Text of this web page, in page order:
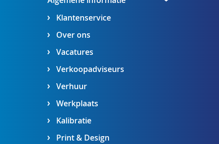
Klantenservice
Over ons
Vacatures
Verkoopadviseurs
Verhuur
Werkplaats
Kalibratie
Print & Design